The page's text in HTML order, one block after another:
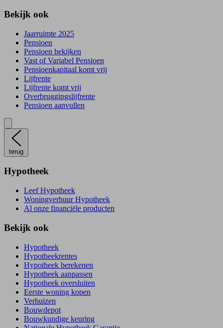
Bekijk ook
Jaarruimte 2025
Pensioen
Pensioen bekijken
Vast of Variabel Pensioen
Pensioenkapitaal komt vrij
Lijfrente
Lijfrente komt vrij
Overbruggingslijfrente
Pensioen aanvullen
terug
Hypotheek
Leef Hypotheek
Woningverhuur Hypotheek
Al onze financiële producten
Bekijk ook
Hypotheek
Hypotheekrentes
Hypotheek berekenen
Hypotheek aanpassen
Hypotheek oversluiten
Eerste woning kopen
Verhuizen
Bouwdepot
Bouwkundige keuring